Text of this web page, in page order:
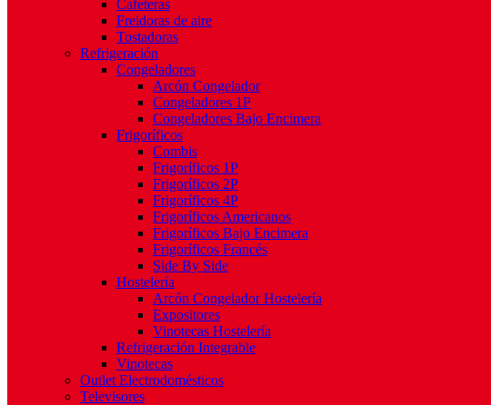
Cafeteras
Freidoras de aire
Tostadoras
Refrigeración
Congeladores
Arcón Congelador
Congeladores 1P
Congeladores Bajo Encimera
Frigoríficos
Combis
Frigoríficos 1P
Frigoríficos 2P
Frigoríficos 4P
Frigoríficos Americanos
Frigoríficos Bajo Encimera
Frigoríficos Francés
Side By Side
Hostelería
Arcón Congelador Hostelería
Expositores
Vinotecas Hostelería
Refrigeración Integrable
Vinotecas
Outlet Electrodomésticos
Televisores